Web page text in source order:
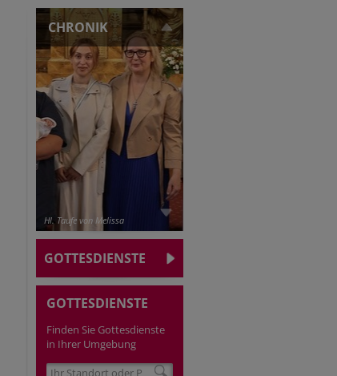
CHRONIK
Hl. Taufe von Melissa
GOTTESDIENSTE
GOTTESDIENSTE
Finden Sie Gottesdienste
in Ihrer Umgebung